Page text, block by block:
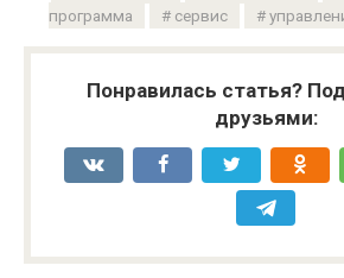
программа
сервис
Понравилась статья?
друзьями: